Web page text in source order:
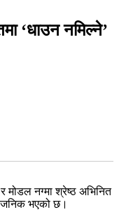
‘धाउन नमिल्ने’
मोडल नग्मा श्रेष्ठ अभिनित
भएको छ।